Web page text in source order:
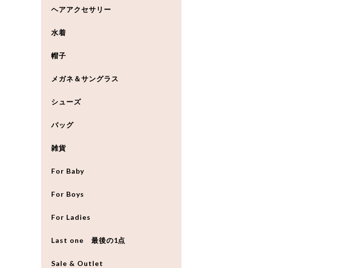
ヘアアクセサリー
水着
帽子
メガネ＆サングラス
シューズ
バッグ
雑貨
For Baby
For Boys
For Ladies
Last one 最後の1点
Sale & Outlet